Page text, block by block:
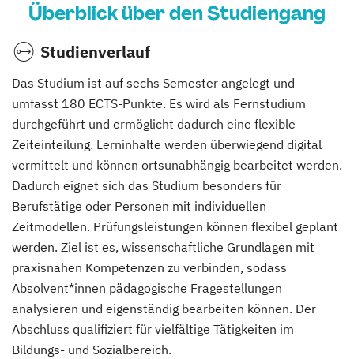
Überblick über den Studiengang
Studienverlauf
Das Studium ist auf sechs Semester angelegt und
umfasst 180 ECTS-Punkte. Es wird als Fernstudium
durchgeführt und ermöglicht dadurch eine flexible
Zeiteinteilung. Lerninhalte werden überwiegend digital
vermittelt und können ortsunabhängig bearbeitet werden.
Dadurch eignet sich das Studium besonders für
Berufstätige oder Personen mit individuellen
Zeitmodellen. Prüfungsleistungen können flexibel geplant
werden. Ziel ist es, wissenschaftliche Grundlagen mit
praxisnahen Kompetenzen zu verbinden, sodass
Absolvent*innen pädagogische Fragestellungen
analysieren und eigenständig bearbeiten können. Der
Abschluss qualifiziert für vielfältige Tätigkeiten im
Bildungs- und Sozialbereich.